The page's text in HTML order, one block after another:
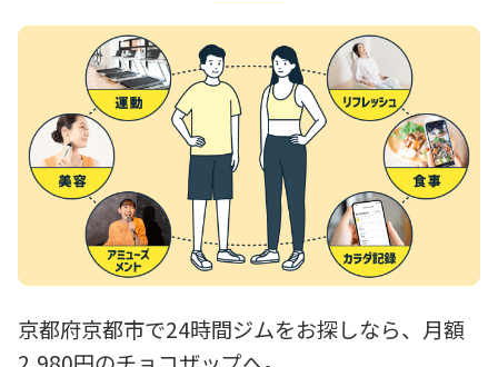
京都府京都市で24時間ジムをお探しなら、月額